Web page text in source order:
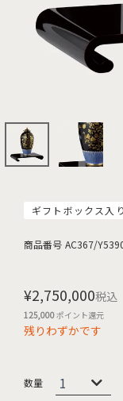
ギフトボックス入り
商品番号 AC367/
¥2,750,000税込
125,000ポイント還元
残りわずかです